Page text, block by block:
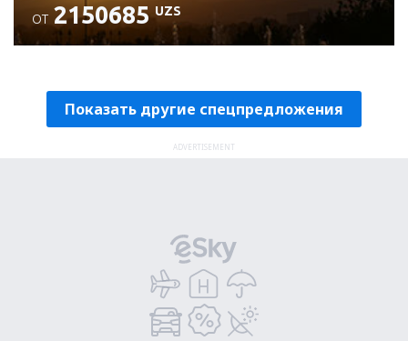
ОТ 2150685 UZS
Показать другие спецпредложения
ADVERTISEMENT